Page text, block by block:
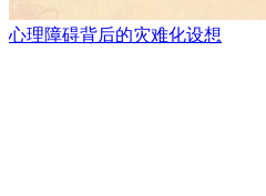
心理障碍背后的灾难化设想